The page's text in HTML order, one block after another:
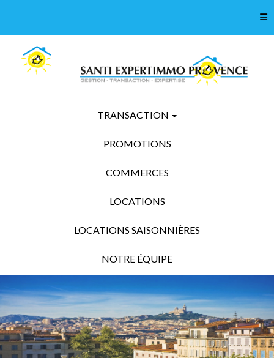
TRANSACTION
PROMOTIONS
COMMERCES
LOCATIONS
LOCATIONS SAISONNIÈRES
NOTRE ÉQUIPE